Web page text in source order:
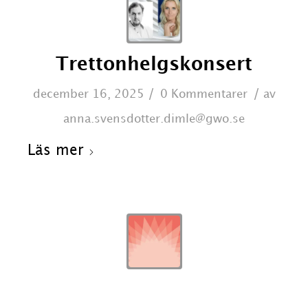
Trettonhelgskonsert
december 16, 2025 / 0 Kommentarer / av
anna.svensdotter.dimle@gwo.se
Läs mer